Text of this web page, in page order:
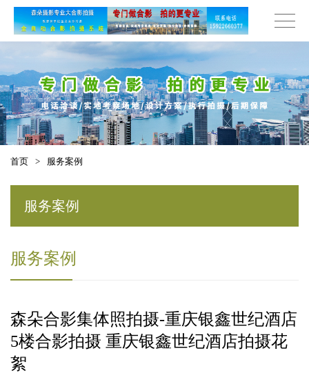
首页 > 服务案例
服务案例
服务案例
森朵合影集体照拍摄-重庆银鑫世纪酒店
5楼合影拍摄 重庆银鑫世纪酒店拍摄花
絮